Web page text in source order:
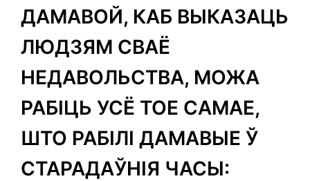
ДАМАВОЙ, КАБ ВЫКАЗАЦЬ
ЛЮДЗЯМ СВАЁ
НЕДАВОЛЬСТВА, МОЖА
РАБІЦЬ УСЁ ТОЕ САМАЕ,
ШТО РАБІЛІ ДАМАВЫЕ Ў
СТАРАДАЎНІЯ ЧАСЫ: